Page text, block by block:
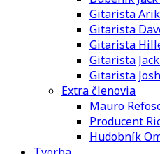
Gitarista
Gitarista
Gitarista
Gitarista
Gitarista
Extra členovia
Mauro
Producent
Hudobník